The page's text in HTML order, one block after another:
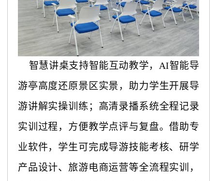
智慧讲桌支持智能互动教学， AI智能导
游亭高度还原景区实景，助力学生开展导
游讲解实操训练；高清录播系统全程记录
实训过程，方便教学点评与复盘。借助专
业软件，学生可完成导游技能考核、研学
产品设计、旅游电商运营等全流程实训，